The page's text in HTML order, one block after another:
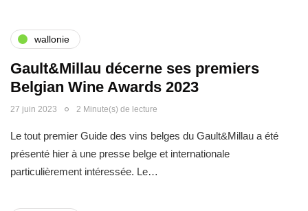
wallonie
Gault&Millau décerne ses premiers
Belgian Wine Awards 2023
27 juin 2023 2 Minute(s) de lecture
Le tout premier Guide des vins belges du Gault&Millau a été
présenté hier à une presse belge et internationale
particulièrement intéressée. Le…